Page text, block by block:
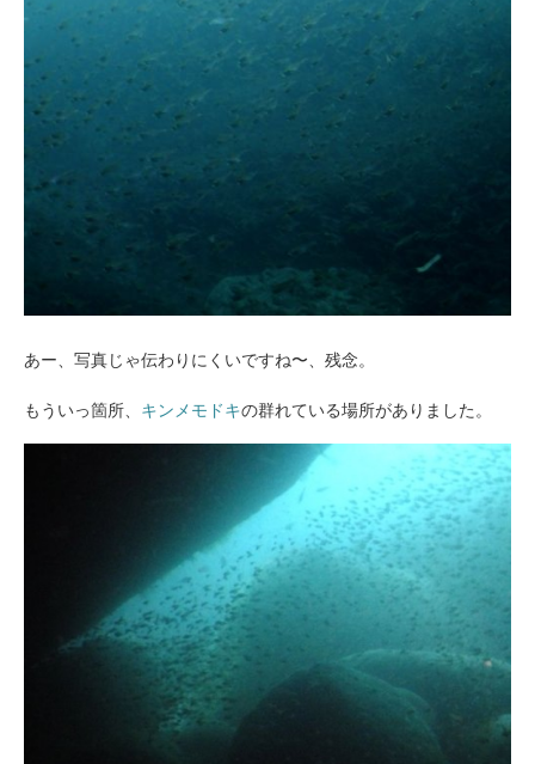
あー、写真じゃ伝わりにくいですね〜、残念。
もういっ箇所、 キンメモドキの群れている場所がありました。